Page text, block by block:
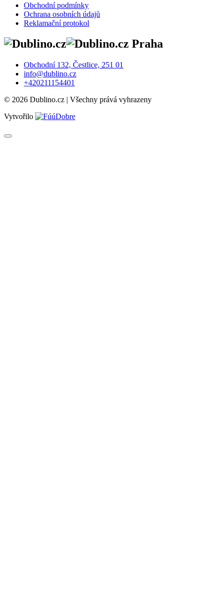
Obchodní podmínky
Ochrana osobních údajů
Reklamační protokol
Praha
Obchodní 132, Čestlice, 251 01
info@dublino.cz
+420211154401
© 2026 Dublino.cz | Všechny prává vyhrazeny
Vytvořilo